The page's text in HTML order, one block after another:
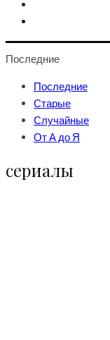
Последние
Последние
Старые
Случайные
От А до Я
сериалы